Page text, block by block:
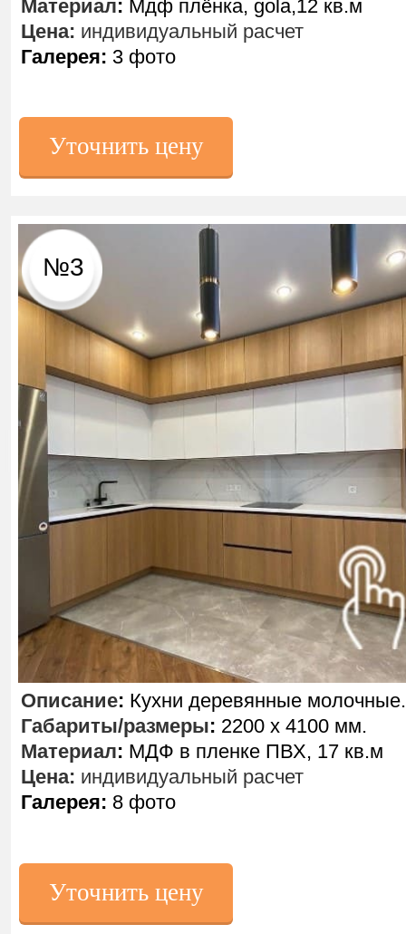
№3
Уточнить цену
Описание: Кухни деревянные молочные.
Габариты/размеры: 2200 х 4100 мм.
Материал: МДФ в пленке ПВХ, 17 кв.м
Цена: индивидуальный расчет
Галерея: 8 фото
Материал: Мдф плёнка, gola,12 кв.м
Цена: индивидуальный расчет
Галерея: 3 фото
Уточнить цену